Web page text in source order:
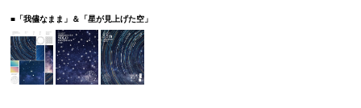
■「我儘なまま」＆「星が見上げた空」